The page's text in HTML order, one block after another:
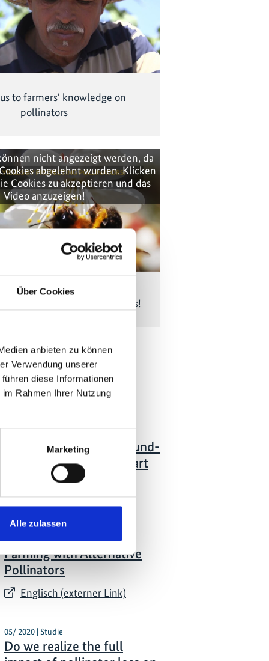
Über Cookies
anbieten zu können
Verwendung unserer
diese Informationen
Rahmen Ihrer Nutzung
Marketing
Alle zulassen
to farmers' knowledge on
pollinators
nicht angezeigt werden, da
abgelehnt wurden. Klicken
Cookies zu akzeptieren und das
Video anzuzeigen!
Yields by Protecting Pollinators!
zum
02/ 2022 | Bericht
Regard and protect ground-
nesting pollinators as part
of soil biodiversity
11/ 2021 | Studie
Farming with Alternative
Pollinators
Englisch (externer Link)
05/ 2020 | Studie
Do we realize the full